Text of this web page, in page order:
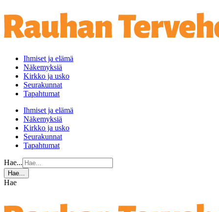
Ihmiset ja elämä
Näkemyksiä
Kirkko ja usko
Seurakunnat
Tapahtumat
Ihmiset ja elämä
Näkemyksiä
Kirkko ja usko
Seurakunnat
Tapahtumat
Hae...
Hae...
Hae